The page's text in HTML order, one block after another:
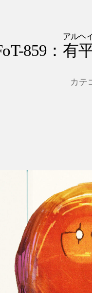
859： 有
アルヘ
カテ